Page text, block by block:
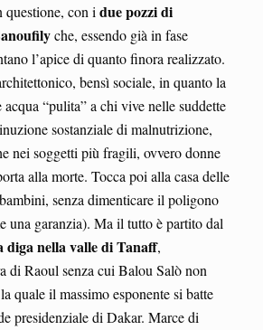
questione, con idue pozzi di
che, essendo già in fase
l’apice di quanto finora realizzato.
bensì sociale, in quanto la
“pulita” a chi vive nelle suddette
sostanziale di malnutrizione,
nei soggetti più fragili, ovvero donne
alla morte. Tocca poi alla casa delle
senza dimenticare il poligono
una garanzia). Ma il tutto è partito dal
diga nella valle di Tanaff,
di Raoul senza cui Balou Salò non
quale il massimo esponente si batte
presidenziale di Dakar. Marce di